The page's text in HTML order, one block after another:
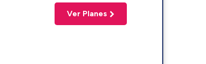
Ver Planes